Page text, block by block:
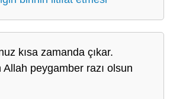
kısa zamanda çıkar.
peygamber razı olsun